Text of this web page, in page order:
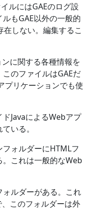
ルにはGAEのログ設
もGAE以外の一般的
しない。編集するこ
に関する各種情報を
のファイルはGAEだ
プリケーションでも使
JavaによるWebアプ
いる。
ォルダーにHTMLフ
これは一般的なWeb
ォルダーがある。これ
このフォルダーは外